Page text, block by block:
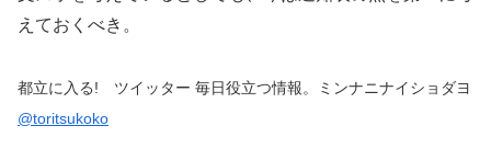
えておくべき。
都立に入る! ツイッター 毎日役立つ情報。ミンナニナイショダヨ
@toritsukoko